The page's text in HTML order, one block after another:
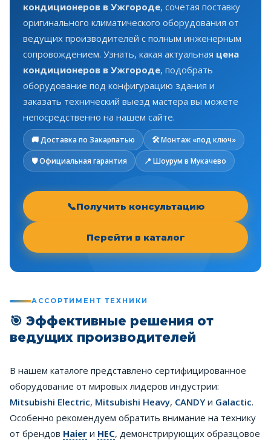
кондиционеров в Ужгороде, сочетая поставку
оригинального климатического оборудования от
ведущих производителей с полным инженерным
сопровождением. Узнать, какая актуальная цена
кондиционеров в Ужгороде, подобрать
оборудование под конфигурацию здания и
заказать технический выезд мастера вы можете
непосредственно на нашем сайте.
🚚 Доставка по Закарпатью 🛠️ Монтаж «под ключ»
🛡️ Официальная гарантия 📍 Шоурум в Мукачево
📞Получить консультацию
Перейти в каталог
АССОРТИМЕНТ ТЕХНИКИ
🎯 Эффективные решения от
ведущих производителей
В нашем каталоге представлено сертифицированное
оборудование от мировых лидеров индустрии:
Mitsubishi Electric, Mitsubishi Heavy, CANDY и Galactic.
Особенно рекомендуем обратить внимание на технику
от брендов Haier и HEC, демонстрирующих образцовое